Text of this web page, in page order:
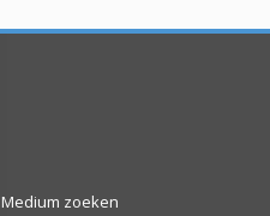
Medium zoeken